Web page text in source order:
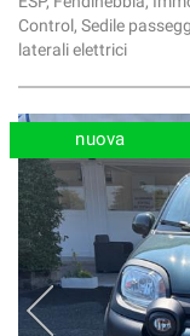
Control, Sedile
laterali elettrici
nuova